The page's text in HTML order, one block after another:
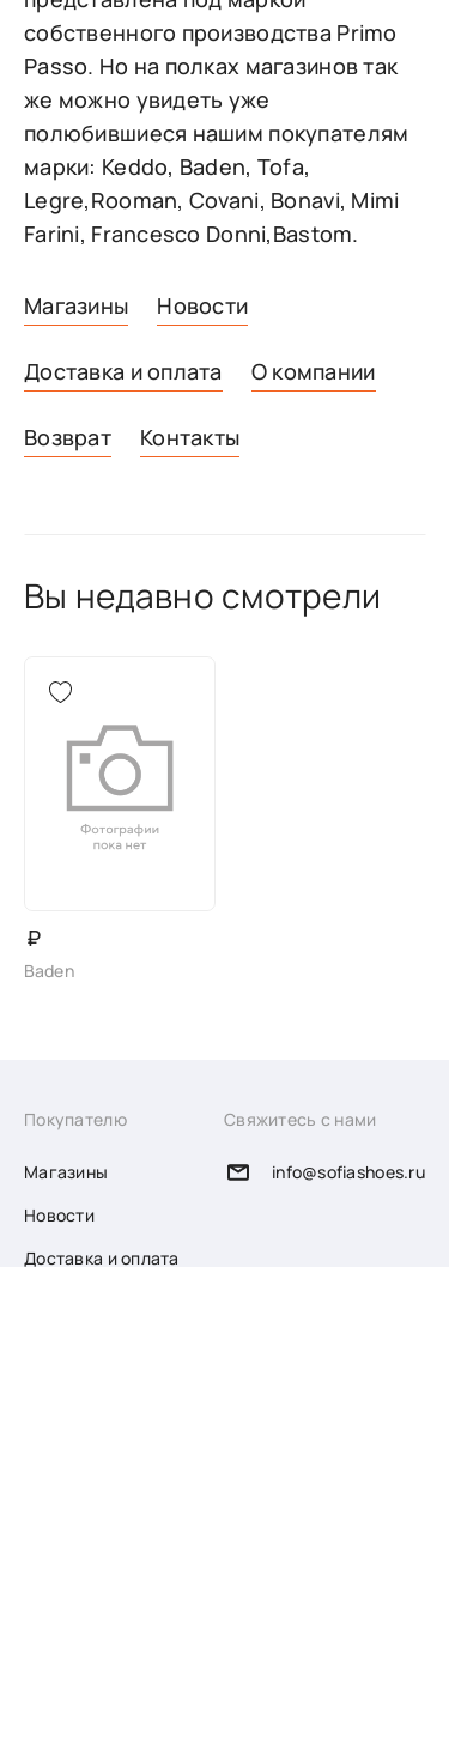
Магазины Новости
Доставка и оплата О компании
Возврат Контакты
собственного производства Primo
Passo. Но на полках магазинов так
же можно увидеть уже
полюбившиеся нашим покупателям
марки: Keddo, Baden, Tofa,
Legre,Rooman, Covani, Bonavi, Mimi
Farini, Francesco Donni,Bastom.
Вы недавно смотрели
₽
Baden
Покупателю
Магазины
Новости
Доставка и оплата
Свяжитесь с нами
info@sofiashoes.ru